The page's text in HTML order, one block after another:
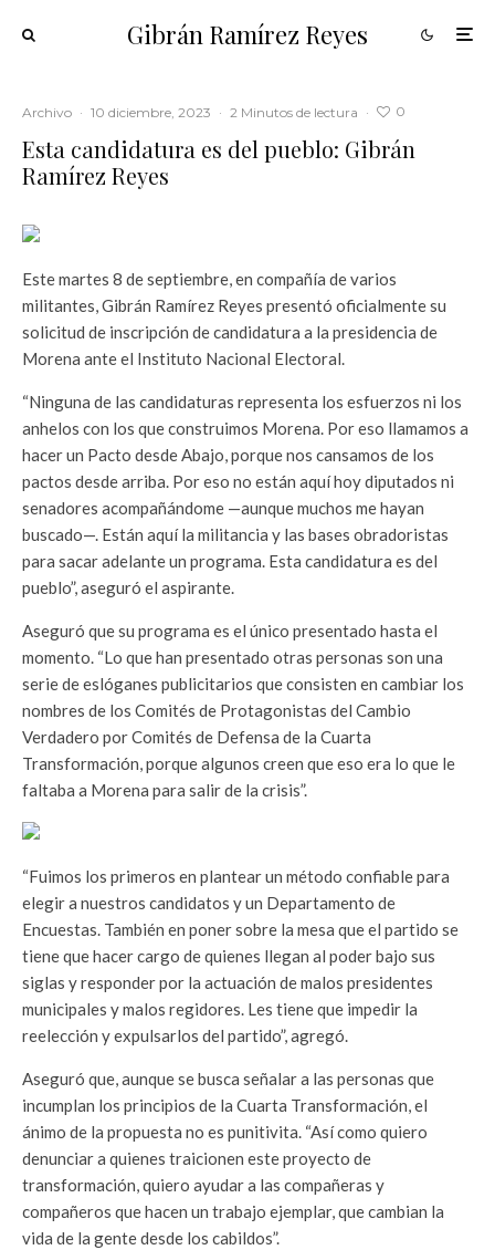
Gibrán Ramírez Reyes
Archivo · 10 diciembre, 2023 · 2 Minutos de lectura · 0
Esta candidatura es del pueblo: Gibrán
Ramírez Reyes
Este martes 8 de septiembre, en compañía de varios
militantes, Gibrán Ramírez Reyes presentó oficialmente su
solicitud de inscripción de candidatura a la presidencia de
Morena ante el Instituto Nacional Electoral.
“Ninguna de las candidaturas representa los esfuerzos ni los
anhelos con los que construimos Morena. Por eso llamamos a
hacer un Pacto desde Abajo, porque nos cansamos de los
pactos desde arriba. Por eso no están aquí hoy diputados ni
senadores acompañándome —aunque muchos me hayan
buscado—. Están aquí la militancia y las bases obradoristas
para sacar adelante un programa. Esta candidatura es del
pueblo”, aseguró el aspirante.
Aseguró que su programa es el único presentado hasta el
momento. “Lo que han presentado otras personas son una
serie de eslóganes publicitarios que consisten en cambiar los
nombres de los Comités de Protagonistas del Cambio
Verdadero por Comités de Defensa de la Cuarta
Transformación, porque algunos creen que eso era lo que le
faltaba a Morena para salir de la crisis”.
“Fuimos los primeros en plantear un método confiable para
elegir a nuestros candidatos y un Departamento de
Encuestas. También en poner sobre la mesa que el partido se
tiene que hacer cargo de quienes llegan al poder bajo sus
siglas y responder por la actuación de malos presidentes
municipales y malos regidores. Les tiene que impedir la
reelección y expulsarlos del partido”, agregó.
Aseguró que, aunque se busca señalar a las personas que
incumplan los principios de la Cuarta Transformación, el
ánimo de la propuesta no es punitivita. “Así como quiero
denunciar a quienes traicionen este proyecto de
transformación, quiero ayudar a las compañeras y
compañeros que hacen un trabajo ejemplar, que cambian la
vida de la gente desde los cabildos”.